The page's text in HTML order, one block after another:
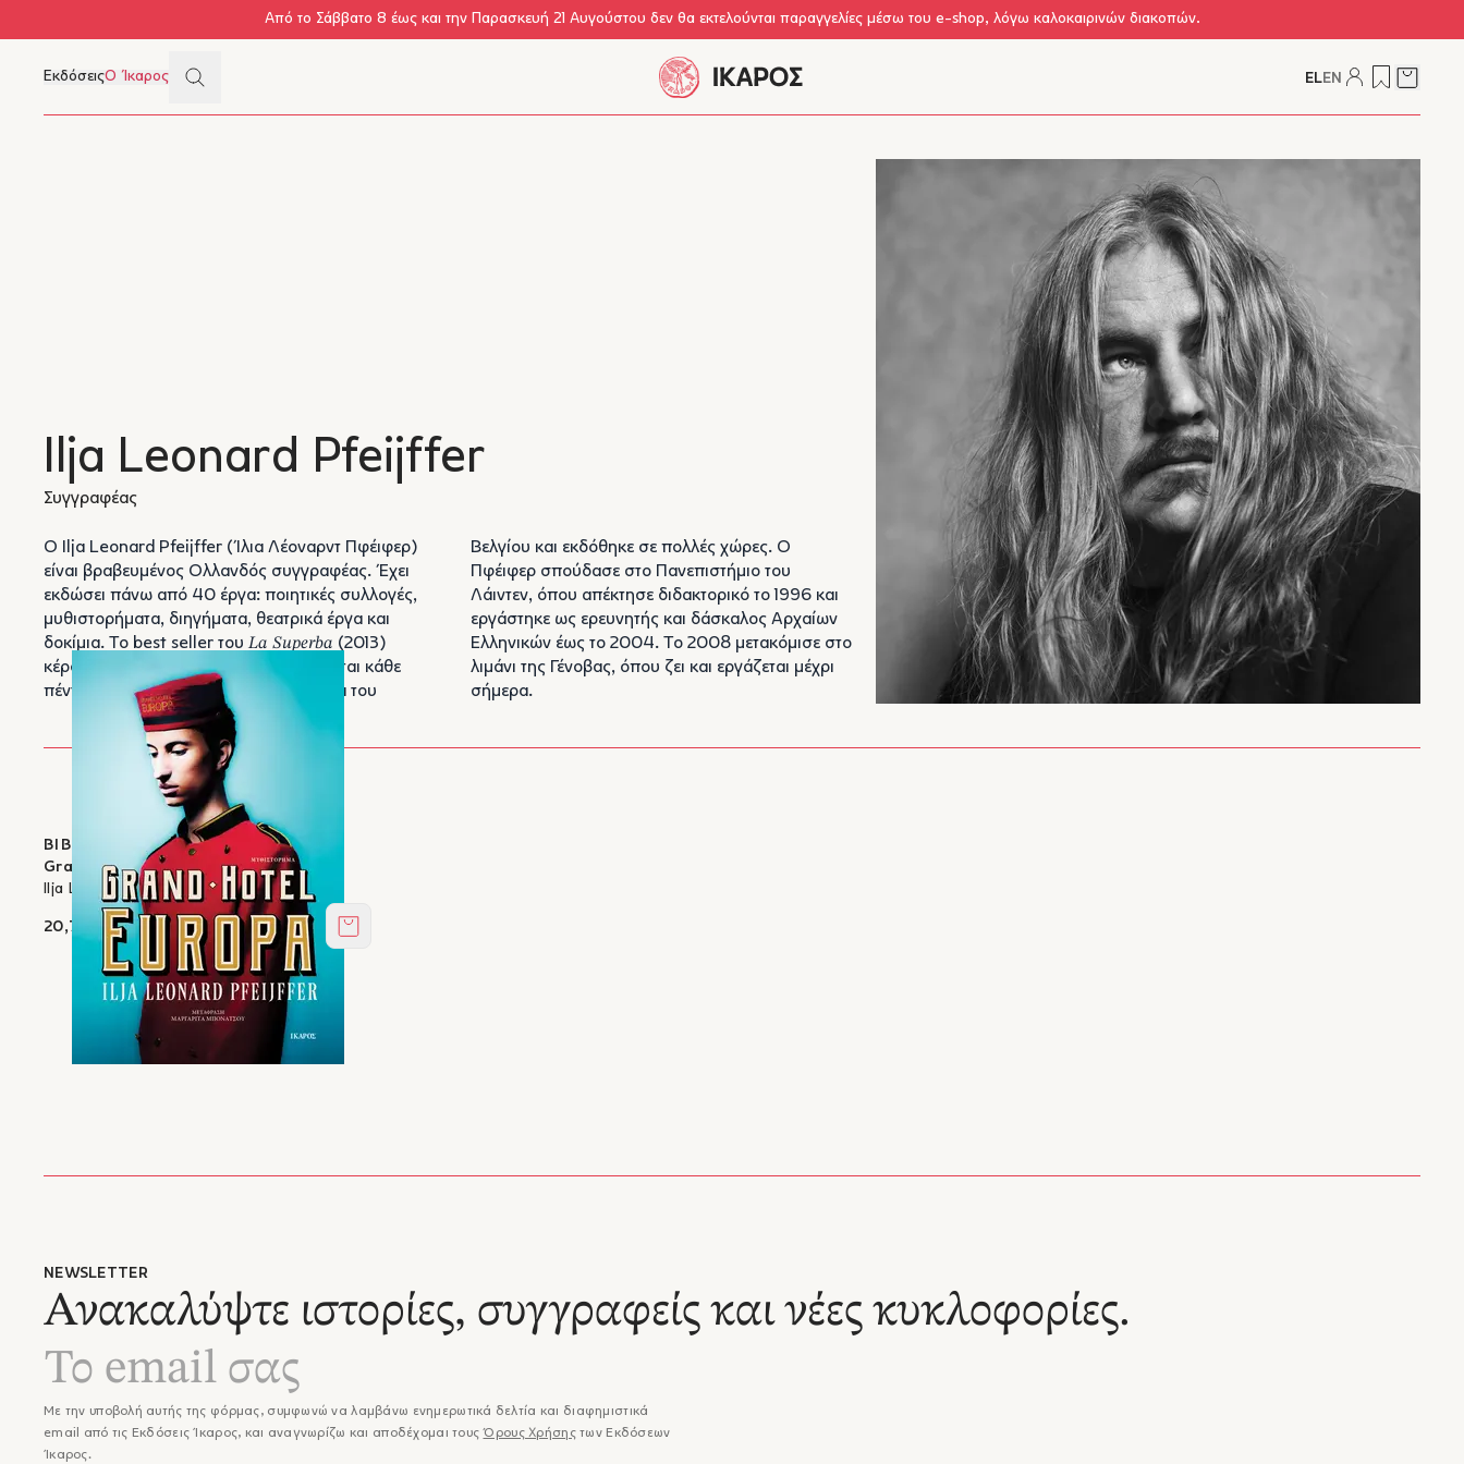
Από το Σάββατο 8 έως και την Παρασκευή 21 Αυγούστου δεν θα εκτελούνται παραγγελίες μέσω του e-shop, λόγω καλοκαιρινών διακοπών.
Μενού
ΕκδόσειςΟ Ίκαρος Search ELEN Δείτε
Ilja Leonard Pfeijffer
Συγγραφέας
Ο Ilja Leonard Pfeijffer (Ίλια Λέοναρντ Πφέιφερ)
είναι βραβευμένος Ολλανδός συγγραφέας. Έχει
εκδώσει πάνω από 40 έργα: ποιητικές συλλογές,
μυθιστορήματα, διηγήματα, θεατρικά έργα και
δοκίμια. Το best seller του La Superba (2013)
κέρδισε το Βραβείο Libris που απονέμεται κάθε
πέντε χρόνια από τη Βασιλική Ακαδημία του
Βελγίου και εκδόθηκε σε πολλές χώρες. Ο
Πφέιφερ σπούδασε στο Πανεπιστήμιο του
Λάιντεν, όπου απέκτησε διδακτορικό το 1996 και
εργάστηκε ως ερευνητής και δάσκαλος Αρχαίων
Ελληνικών έως το 2004. Το 2008 μετακόμισε στο
λιμάνι της Γένοβας, όπου ζει και εργάζεται μέχρι
σήμερα.
ΒΙΒΛΙΑ ΣΤΟΝ ΙΚΑΡΟ
Grand Hotel Europa
Ilja Leonard Pfeijffer
20,70 € Στο καλάθι
NEWSLETTER
Ανακαλύψτε ιστορίες, συγγραφείς και νέες κυκλοφορίες.
Με την υποβολή αυτής της φόρμας, συμφωνώ να λαμβάνω ενημερωτικά δελτία και διαφημιστικά
email από τις Εκδόσεις Ίκαρος, και αναγνωρίζω και αποδέχομαι τουςΌρους Χρήσηςτων Εκδόσεων
Ίκαρος.